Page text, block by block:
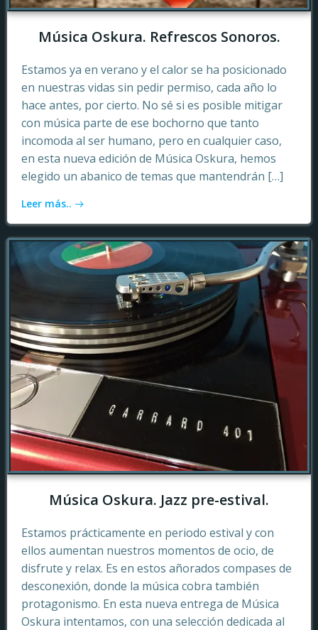
Música Oskura. Refrescos Sonoros.
Estamos ya en verano y el calor se ha posicionado
en nuestras vidas sin pedir permiso, cada año lo
hace antes, por cierto. No sé si es posible mitigar
con música parte de ese bochorno que tanto
incomoda al ser humano, pero en cualquier caso,
en esta nueva edición de Música Oskura, hemos
elegido un abanico de temas que mantendrán […]
Leer más..
Música Oskura. Jazz pre-estival.
Estamos prácticamente en periodo estival y con
ellos aumentan nuestros momentos de ocio, de
disfrute y relax. Es en estos añorados compases de
desconexión, donde la música cobra también
protagonismo. En esta nueva entrega de Música
Oskura intentamos, con una selección dedicada al